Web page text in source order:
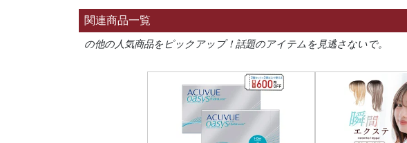
関連商品一覧
の他の人気商品をピックアップ！話題のアイテムを見逃さないで。